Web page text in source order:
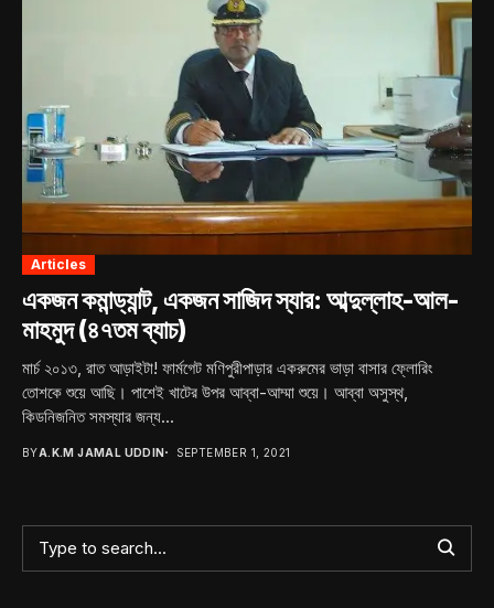
Articles
একজন কমান্ড্যান্ট, একজন সাজিদ স্যার: আব্দুল্লাহ-আল-
মাহমুদ (৪৭তম ব্যাচ)
মার্চ ২০১৩, রাত আড়াইটা! ফার্মগেট মণিপুরীপাড়ার একরুমের ভাড়া বাসার ফ্লোরিং
তোশকে শুয়ে আছি। পাশেই খাটের উপর আব্বা-আম্মা শুয়ে। আব্বা অসুস্থ,
কিডনিজনিত সমস্যার জন্য...
BYA.K.M JAMAL UDDIN SEPTEMBER 1, 2021